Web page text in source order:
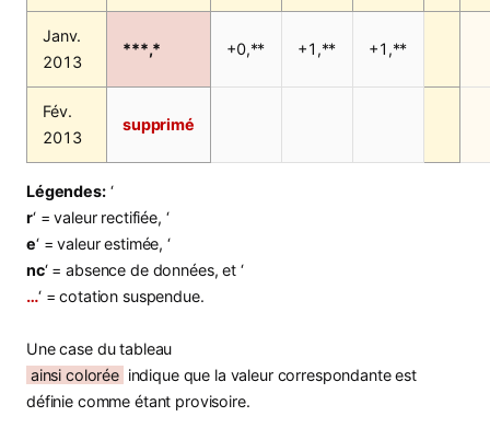
Janv.
2013
***,* +0,** +1,** +1,**
Fév.
2013
supprimé
Légendes:‘
r‘ = valeur rectifiée, ‘
e‘ = valeur estimée, ‘
nc‘ = absence de données, et ‘
…‘ = cotation suspendue.
Une case du tableau
ainsi colorée indique que la valeur correspondante est
définie comme étant provisoire.